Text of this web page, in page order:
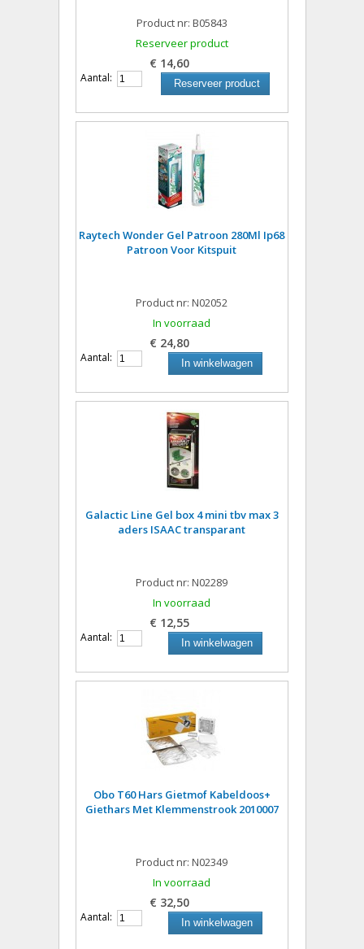
Product nr: B05843
Reserveer product
€ 14,60
Aantal: Reserveer product
Raytech Wonder Gel Patroon 280Ml Ip68
Patroon Voor Kitspuit
Product nr: N02052
In voorraad
€ 24,80
Aantal: In winkelwagen
Galactic Line Gel box 4 mini tbv max 3
aders ISAAC transparant
Product nr: N02289
In voorraad
€ 12,55
Aantal: In winkelwagen
Obo T60 Hars Gietmof Kabeldoos+
Giethars Met Klemmenstrook 2010007
Product nr: N02349
In voorraad
€ 32,50
Aantal: In winkelwagen